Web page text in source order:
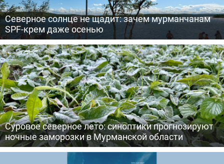
Северное солнце не щадит: зачем мурманчанам
SPF-крем даже осенью
Суровое северное лето: синоптики прогнозируют
ночные заморозки в Мурманской области